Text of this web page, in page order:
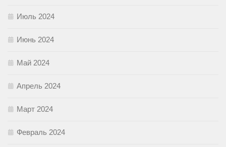
Июль 2024
Июнь 2024
Май 2024
Апрель 2024
Март 2024
Февраль 2024